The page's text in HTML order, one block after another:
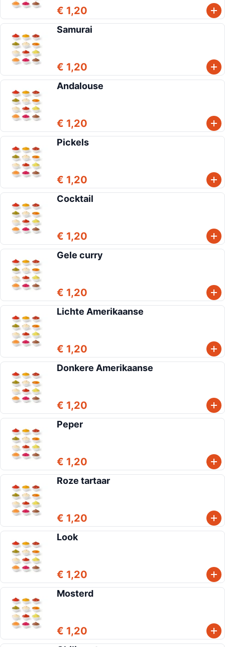
€ 1,20
Samurai
€ 1,20
Andalouse
€ 1,20
Pickels
€ 1,20
Cocktail
€ 1,20
Gele curry
€ 1,20
Lichte Amerikaanse
€ 1,20
Donkere Amerikaanse
€ 1,20
Peper
€ 1,20
Roze tartaar
€ 1,20
Look
€ 1,20
Mosterd
€ 1,20